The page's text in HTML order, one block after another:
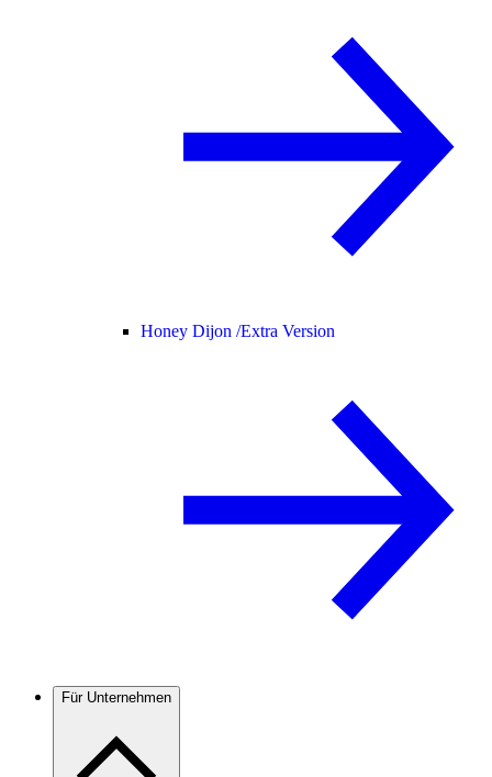
Honey Dijon /Extra Version
Für Unternehmen